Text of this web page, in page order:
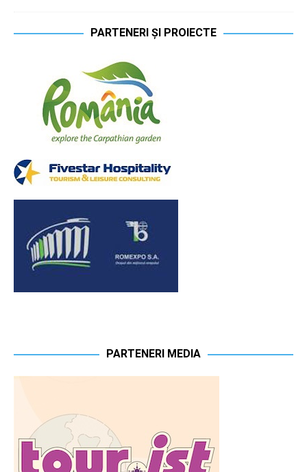
PARTENERI ȘI PROIECTE
PARTENERI MEDIA